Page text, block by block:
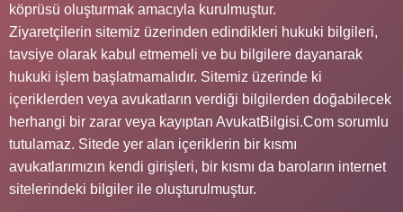
köprüsü oluşturmak amacıyla kurulmuştur.
Ziyaretçilerin sitemiz üzerinden edindikleri hukuki bilgileri,
tavsiye olarak kabul etmemeli ve bu bilgilere dayanarak
hukuki işlem başlatmamalıdır. Sitemiz üzerinde ki
içeriklerden veya avukatların verdiği bilgilerden doğabilecek
herhangi bir zarar veya kayıptan AvukatBilgisi.Com sorumlu
tutulamaz. Sitede yer alan içeriklerin bir kısmı
avukatlarımızın kendi girişleri, bir kısmı da baroların internet
sitelerindeki bilgiler ile oluşturulmuştur.